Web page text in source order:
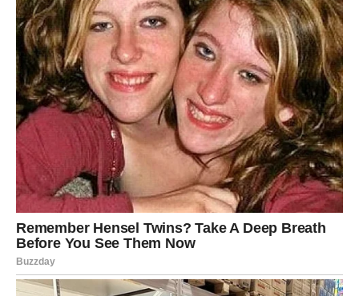
Finansijski, postoji mogućnost iznenadne promene – ili
priliv novca, ili neočekivani trošak. Ključ je u tome kako
reaguješ.
U ljubavi, Bikovi koji su u vezi mogu doživeti ozbiljan
razgovor koji menja dinamiku odnosa.
BLIZANCI
Za Blizance je ovo dan velikih informacija. Nešto što
danas čuješ ili saznaš može potpuno promeniti tvoju
perspektivu.
Mnogi Blizanci će danas shvatiti da su živeli u iluziji – ali